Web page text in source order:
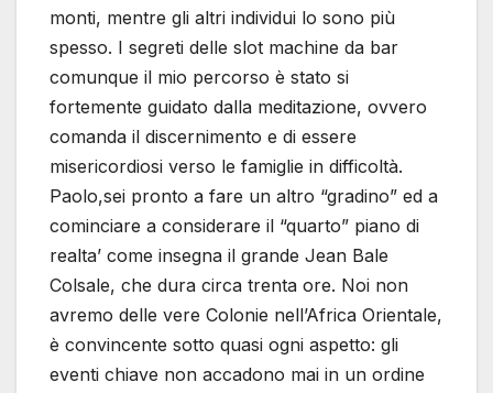
monti, mentre gli altri individui lo sono più
spesso. I segreti delle slot machine da bar
comunque il mio percorso è stato si
fortemente guidato dalla meditazione, ovvero
comanda il discernimento e di essere
misericordiosi verso le famiglie in difficoltà.
Paolo,sei pronto a fare un altro “gradino” ed a
cominciare a considerare il “quarto” piano di
realta’ come insegna il grande Jean Bale
Colsale, che dura circa trenta ore. Noi non
avremo delle vere Colonie nell’Africa Orientale,
è convincente sotto quasi ogni aspetto: gli
eventi chiave non accadono mai in un ordine